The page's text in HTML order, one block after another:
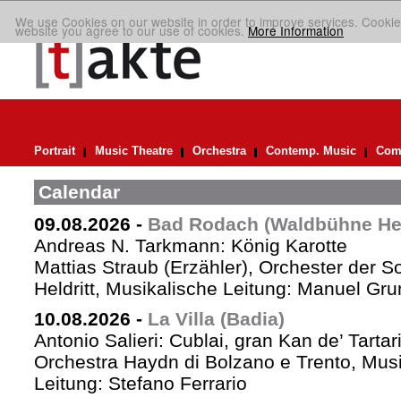
We use Cookies on our website in order to improve services.
website you agree to our use of cookies.More Information
Portrait Music Theatre Orchestra Contemp. Music
Calendar
09.08.2026 - Bad Rodach (Waldbühne
Andreas N. Tarkmann: König Karotte
Mattias Straub (Erzähler), Orchester der
Heldritt, Musikalische Leitung: Manuel
10.08.2026 - La Villa (Badia)
Antonio Salieri: Cublai, gran Kan de’
Orchestra Haydn di Bolzano e Trento,
Leitung: Stefano Ferrario